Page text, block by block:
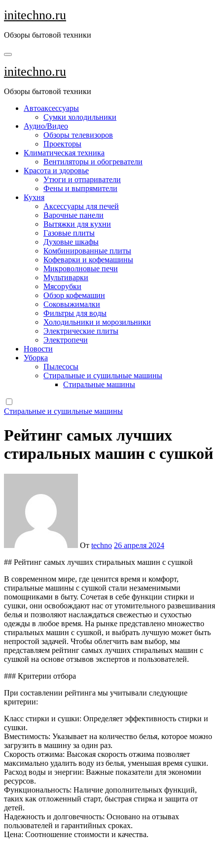
Перейти
к
initechno.ru
Обзоры бытовой техники
initechno.ru
Обзоры бытовой техники
Автоаксессуары
Сумки холодильники
Аудио/Видео
Обзоры телевизоров
Проекторы
Климатическая техника
Вентиляторы и обогреватели
Красота и здоровье
Утюги и отпариватели
Фены и выпрямители
Кухня
Аксессуары для печей
Варочные панели
Вытяжки для кухни
Газовые плиты
Духовые шкафы
Комбинированные плиты
Кофеварки и кофемашины
Микроволновые печи
Мультиварки
Мясорубки
Обзор кофемашин
Соковыжималки
Фильтры для воды
Холодильники и морозильники
Электрические плиты
Электропечи
Новости
Уборка
Пылесосы
Стиральные и сушильные машины
Стиральные машины
Стиральные и сушильные машины
Рейтинг самых лучших
стиральных машин с сушкой
От techno 26 апреля 2024
## Рейтинг самых лучших стиральных машин с сушкой
В современном мире, где ценится время и комфорт,
стиральные машины с сушкой стали незаменимыми
помощниками в быту. Сочетая в себе функции стирки и
сушки, они освобождают нас от утомительного развешивания
белья и позволяют наслаждаться свежестью и сухостью
одежды в любое время. На рынке представлено множество
стиральных машин с сушкой, и выбрать лучшую может быть
непростой задачей. Чтобы облегчить вам выбор, мы
представляем рейтинг самых лучших стиральных машин с
сушкой на основе отзывов экспертов и пользователей.
### Критерии отбора
При составлении рейтинга мы учитывали следующие
критерии:
Класс стирки и сушки: Определяет эффективность стирки и
сушки.
Вместимость: Указывает на количество белья, которое можно
загрузить в машину за один раз.
Скорость отжима: Высокая скорость отжима позволяет
максимально удалить воду из белья, уменьшая время сушки.
Расход воды и энергии: Важные показатели для экономии
ресурсов.
Функциональность: Наличие дополнительных функций,
таких как отложенный старт, быстрая стирка и защита от
детей.
Надежность и долговечность: Основано на отзывах
пользователей и гарантийных сроках.
Цена: Соотношение стоимости и качества.